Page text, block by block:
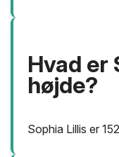
Hvad er
højde?
Sophia Lillis er